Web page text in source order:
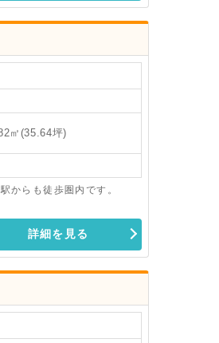
㎡(35.64坪)
からも徒歩圏内です。
詳細を見る